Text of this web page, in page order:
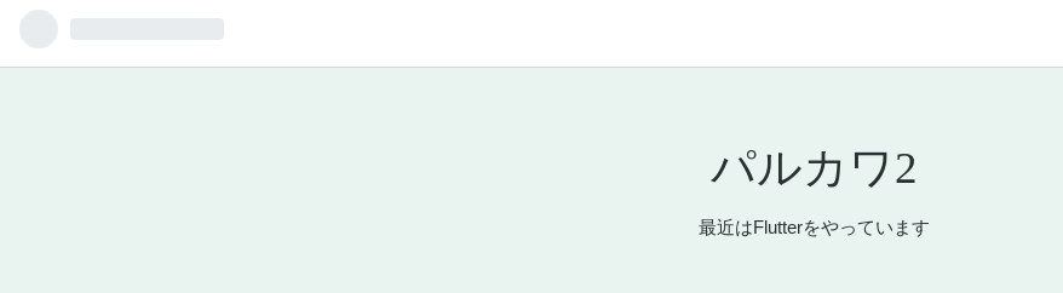
パルカワ2
最近はFlutterをやっています